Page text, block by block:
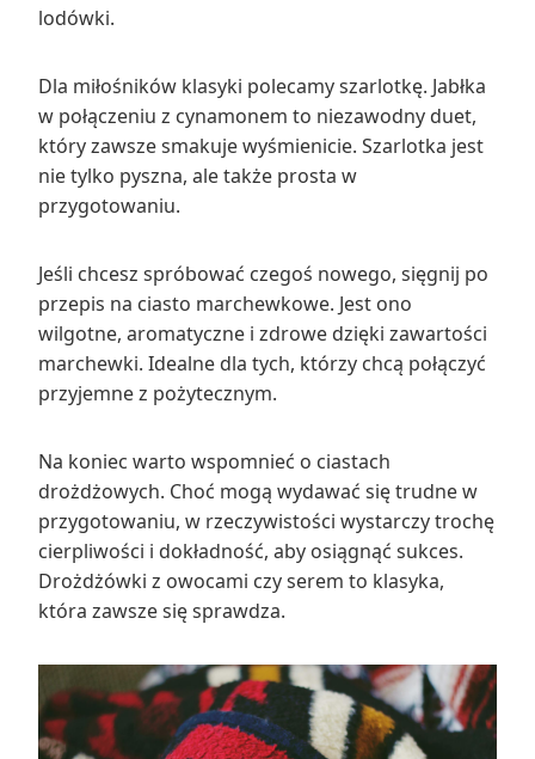
lodówki.
Dla miłośników klasyki polecamy szarlotkę. Jabłka
w połączeniu z cynamonem to niezawodny duet,
który zawsze smakuje wyśmienicie. Szarlotka jest
nie tylko pyszna, ale także prosta w
przygotowaniu.
Jeśli chcesz spróbować czegoś nowego, sięgnij po
przepis na ciasto marchewkowe. Jest ono
wilgotne, aromatyczne i zdrowe dzięki zawartości
marchewki. Idealne dla tych, którzy chcą połączyć
przyjemne z pożytecznym.
Na koniec warto wspomnieć o ciastach
drożdżowych. Choć mogą wydawać się trudne w
przygotowaniu, w rzeczywistości wystarczy trochę
cierpliwości i dokładność, aby osiągnąć sukces.
Drożdżówki z owocami czy serem to klasyka,
która zawsze się sprawdza.